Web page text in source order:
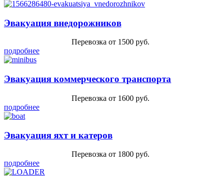
Эвакуация внедорожников
Перевозка от 1500 руб.
подробнее
Эвакуация коммерческого транспорта
Перевозка от 1600 руб.
подробнее
Эвакуация яхт и катеров
Перевозка от 1800 руб.
подробнее